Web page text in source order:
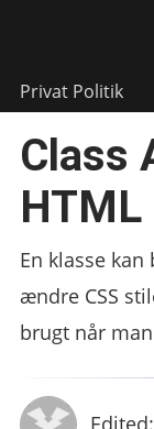
Privat Politik
Class
HTML
En klasse
ændre CSS
brugt når